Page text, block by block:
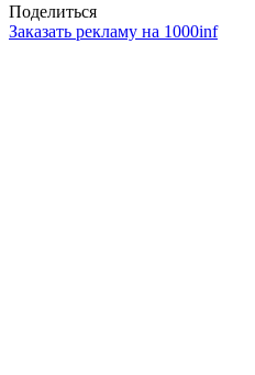
Поделиться
Заказать рекламу на 1000inf